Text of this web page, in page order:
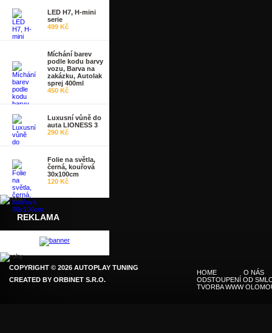
LED H7, H-mini
serie
499 Kč
Míchání barev
podle kodu barvy
vozu, Barva na
zakázku, Autolak
sprej 400ml
450 Kč
Luxusní vůně do
auta LIONESS 3
290 Kč
Folie na světla,
černá, kouřová
30x100cm
120 Kč
REKLAMA
COPYRIGHT © 2026 AUTOPLAY TUNING
CREATED BY ORBINET S.R.O.
HOME
O NÁS
ODSTOUPENÍ OD
TVORBA WWW